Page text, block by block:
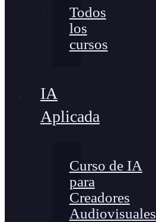
Todos
los
cursos
IA
Aplicada
Curso de IA
para
Creadores
Audiovisuales